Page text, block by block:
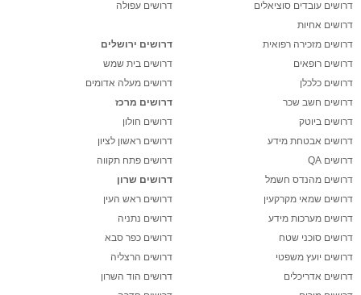
דרושים עובדים סוציאלים
דרושים אחיות
דרושים מזכירה רפואית
דרושים רופאים
דרושים כלכלן
דרושים חשב שכר
דרושים ביוטק
דרושים אבטחת מידע
דרושים QA
דרושים מהנדס חשמל
דרושים שמאי מקרקעין
דרושים מערכות מידע
דרושים סוכני שטח
דרושים יועץ משפטי
דרושים אדריכלים
דרושים עפולה
דרושים ירושלים
דרושים בית שמש
דרושים מעלה אדומים
דרושים מרכז
דרושים חולון
דרושים ראשון לציון
דרושים פתח תקווה
דרושים שרון
דרושים ראש העין
דרושים נתניה
דרושים כפר סבא
דרושים הרצליה
דרושים הוד השרון